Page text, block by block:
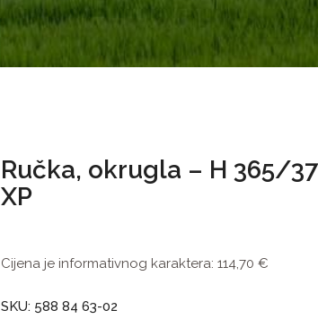
Ručka, okrugla – H 365/
XP
Cijena je informativnog karaktera: 114,70 €
SKU: 588 84 63-02